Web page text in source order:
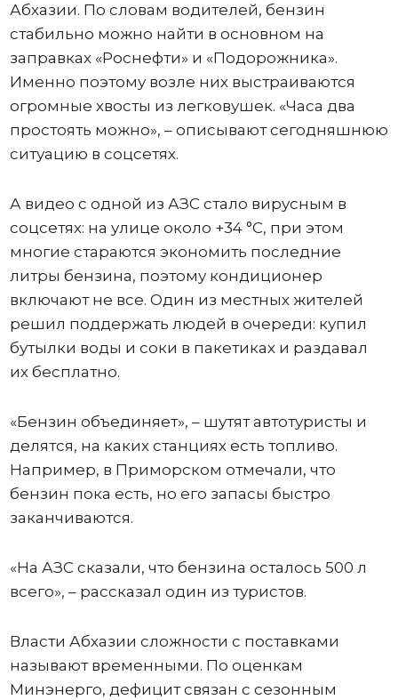
Абхазии. По словам водителей, бензин
стабильно можно найти в основном на
заправках «Роснефти» и «Подорожника».
Именно поэтому возле них выстраиваются
огромные хвосты из легковушек. «Часа два
простоять можно», – описывают сегодняшнюю
ситуацию в соцсетях.
А видео с одной из АЗС стало вирусным в
соцсетях: на улице около +34 °C, при этом
многие стараются экономить последние
литры бензина, поэтому кондиционер
включают не все. Один из местных жителей
решил поддержать людей в очереди: купил
бутылки воды и соки в пакетиках и раздавал
их бесплатно.
«Бензин объединяет», – шутят автотуристы и
делятся, на каких станциях есть топливо.
Например, в Приморском отмечали, что
бензин пока есть, но его запасы быстро
заканчиваются.
«На АЗС сказали, что бензина осталось 500 л
всего», – рассказал один из туристов.
Власти Абхазии сложности с поставками
называют временными. По оценкам
Минэнерго, дефицит связан с сезонным